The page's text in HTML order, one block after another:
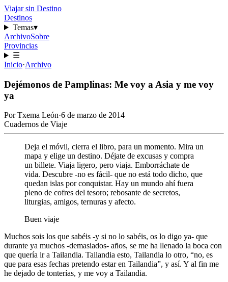
Viajar sin Destino
Destinos
Temas▾
ArchivoSobre
Provincias
☰
Inicio·Archivo
Dejémonos de Pamplinas: Me voy a Asia y me voy
ya
PorTxema León·6 de marzo de 2014
Cuadernos de Viaje
Deja el móvil, cierra el libro, para un momento. Mira un
mapa y elige un destino. Déjate de excusas y compra
un billete. Viaja ligero, pero viaja. Emborráchate de
vida. Descubre -no es fácil- que no está todo dicho, que
quedan islas por conquistar. Hay un mundo ahí fuera
pleno de cofres del tesoro; rebosante de secretos,
liturgias, amigos, ternuras y afecto.
Buen viaje
Muchos sois los que sabéis -y si no lo sabéis, os lo digo ya- que
durante ya muchos -demasiados- años, se me ha llenado la boca con
que quería ir a Tailandia. Tailandia esto, Tailandia lo otro, “no, es
que para esas fechas pretendo estar en Tailandia”, y así. Y al fin me
he dejado de tonterías, y me voy a Tailandia.